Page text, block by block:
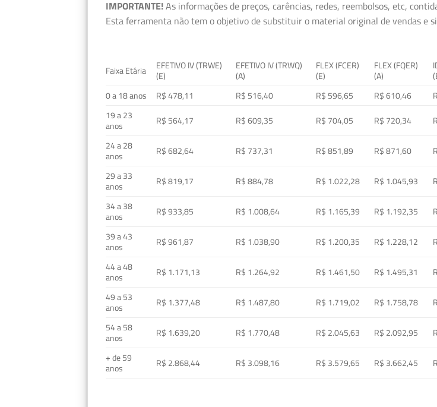
IMPORTANTE!As informações de preços, carências, redes, reembolsos, etc,
Esta ferramenta não tem o objetivo de substituir o material original de vendas e
Faixa Etária
EFETIVO IV (TRWE)
(E)
EFETIVO IV (TRWQ)
(A)
FLEX (FCER)
(E)
FLEX (FQER)
(A)
0 a 18 anos
R$ 478,11 R$ 516,40 R$ 596,65 R$ 610,46
19 a 23
anos
R$ 564,17 R$ 609,35 R$ 704,05 R$ 720,34
24 a 28
anos
R$ 682,64 R$ 737,31 R$ 851,89 R$ 871,60
29 a 33
anos
R$ 819,17 R$ 884,78 R$ 1.022,28 R$ 1.045,93
34 a 38
anos
R$ 933,85 R$ 1.008,64 R$ 1.165,39 R$ 1.192,35
39 a 43
anos
R$ 961,87 R$ 1.038,90 R$ 1.200,35 R$ 1.228,12
44 a 48
anos
R$ 1.171,13 R$ 1.264,92 R$ 1.461,50 R$ 1.495,31
49 a 53
anos
R$ 1.377,48 R$ 1.487,80 R$ 1.719,02 R$ 1.758,78
54 a 58
anos
R$ 1.639,20 R$ 1.770,48 R$ 2.045,63 R$ 2.092,95
+ de 59
anos
R$ 2.868,44 R$ 3.098,16 R$ 3.579,65 R$ 3.662,45